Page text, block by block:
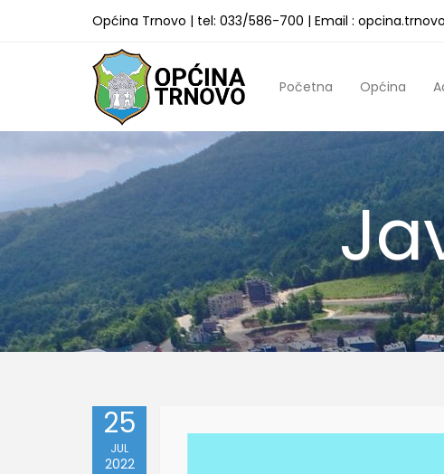
Općina Trnovo | tel: 033/586-700 | Email :
Početna Općina
25
JUL
2022